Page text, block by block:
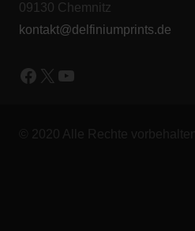
09130 Chemnitz
kontakt@delfiniumprints.de
Facebook
X YouTube
© 2020 Alle Rechte vorbehalten.